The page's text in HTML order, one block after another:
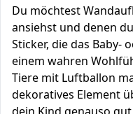
Du möchtest
ansiehst und denen
Sticker, die das Baby-
einem wahren
Tiere mit Luftballon
dekoratives Element